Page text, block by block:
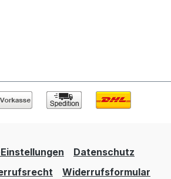
Datenschutz
Widerrufsformular